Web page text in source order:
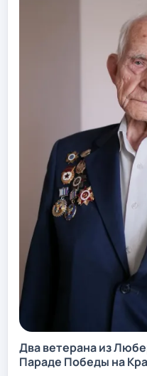
Два ветерана из
Параде Победы на